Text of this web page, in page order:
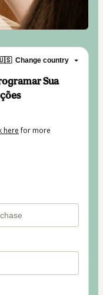
Change country
Sua
herefor more